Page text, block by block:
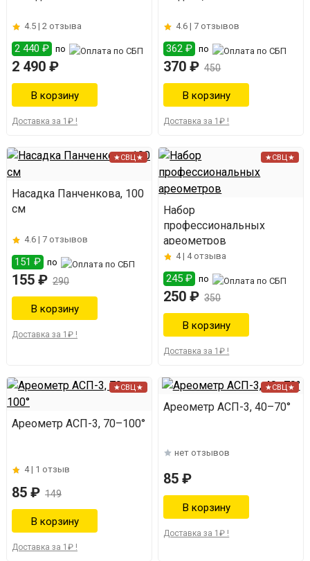
4.5 | 2 отзыва
2 440 ₽ по
2 490 ₽
Доставка за 1₽ !
4.6 |7 отзывов
362 ₽ по
370 ₽ 450
Доставка за 1₽ !
★СВЦ★
Насадка Панченкова, 100
см
4.6 | 7 отзывов
151 ₽ по
155 ₽ 290
Доставка за 1₽ !
★СВЦ★
Набор
профессиональных
ареометров
4 | 4 отзыва
245 ₽ по
250 ₽ 350
Доставка за 1₽ !
★СВЦ★
Ареометр АСП-3, 70–100°
4 | 1 отзыв
85 ₽ 149
Доставка за 1₽ !
★СВЦ★
Ареометр АСП-3, 40–70°
нет отзывов
85 ₽
Доставка за 1₽ !